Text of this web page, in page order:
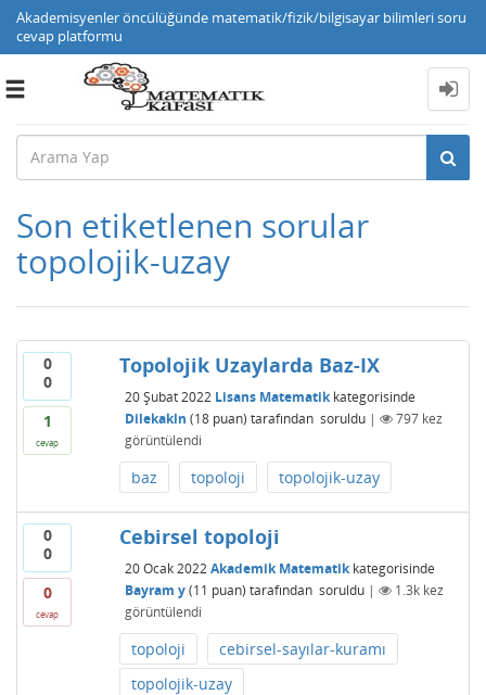
Akademisyenler öncülüğünde matematik/fizik/bilgisayar bilimleri soru
cevap platformu
Toggle
Son etiketlenen sorular
topolojik-uzay
0
0
1
cevap
Topolojik Uzaylarda Baz-IX
20 Şubat 2022 Lisans Matematikkategorisinde
Dilekakln (18puan) tarafından soruldu | 797kez
görüntülendi
baz topoloji topolojik-uzay
0
0
0
cevap
Cebirsel topoloji
20 Ocak 2022 Akademik Matematikkategorisinde
Bayram y (11 puan) tarafından soruldu | 1.3kkez
görüntülendi
topoloji
cebirsel-sayılar-kuramı
topolojik-uzay